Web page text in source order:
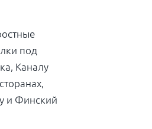
под
Каналу
и Финский